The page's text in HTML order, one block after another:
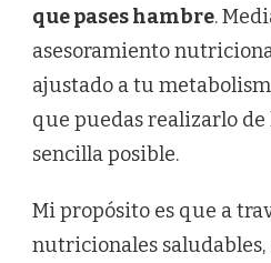
que pases hambre.
asesoramiento
ajustado a tu
que puedas realizarlo de
sencilla posible.
Mi propósito es que a
nutricionales saludables,